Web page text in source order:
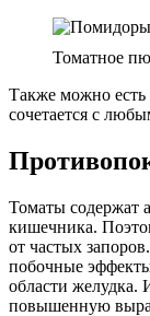
Томатное
Также можно
сочетается с
Томаты содержат
кишечника.
от частых
побочные
области желудка.
повышенную